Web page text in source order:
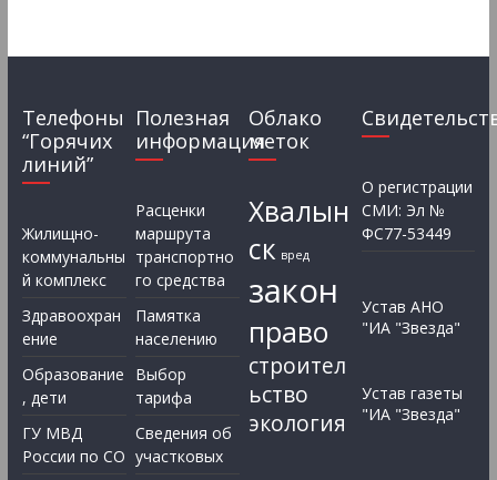
Телефоны
“Горячих
линий”
Жилищно-
коммунальны
й комплекс
Здравоохран
ение
Образование
, дети
ГУ МВД
России по СО
Полезная
информация
Расценки
маршрута
транспортно
го средства
Памятка
населению
Выбор
тарифа
Сведения об
участковых
Облако
меток
Хвалын
ск вред
закон
право
строител
ьство
экология
О регистрации
СМИ: Эл №
ФС77-53449
Устав АНО
"ИА "Звезда"
Устав газеты
"ИА "Звезда"